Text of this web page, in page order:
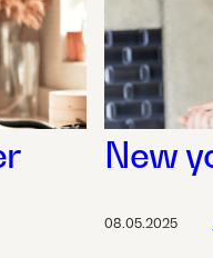
08.05.2025
New